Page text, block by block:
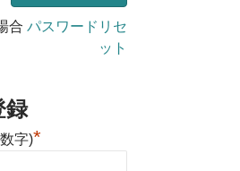
合パスワードリセ
ット
録
字)*